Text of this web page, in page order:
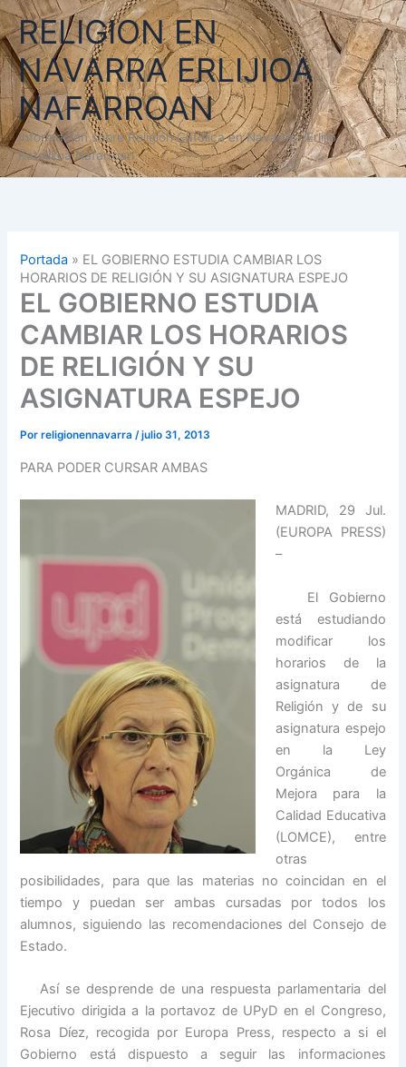
Ir
al
contenido
RELIGION EN
NAVARRA ERLIJIOA
NAFARROAN
Información sobre Religión Católica en Navarra - Erlijio
Katolikoa Nafarroan
Portada » EL GOBIERNO ESTUDIA CAMBIAR LOS
HORARIOS DE RELIGIÓN Y SU ASIGNATURA ESPEJO
EL GOBIERNO ESTUDIA
CAMBIAR LOS HORARIOS
DE RELIGIÓN Y SU
ASIGNATURA ESPEJO
Porreligionennavarra/julio 31, 2013
PARA PODER CURSAR AMBAS
MADRID, 29 Jul.
(EUROPA PRESS)
–
El Gobierno
está estudiando
modificar los
horarios de la
asignatura de
Religión y de su
asignatura espejo
en la Ley
Orgánica de
Mejora para la
Calidad Educativa
(LOMCE), entre
otras
posibilidades, para que las materias no coincidan en el
tiempo y puedan ser ambas cursadas por todos los
alumnos, siguiendo las recomendaciones del Consejo de
Estado.
Así se desprende de una respuesta parlamentaria del
Ejecutivo dirigida a la portavoz de UPyD en el Congreso,
Rosa Díez, recogida por Europa Press, respecto a si el
Gobierno está dispuesto a seguir las informaciones